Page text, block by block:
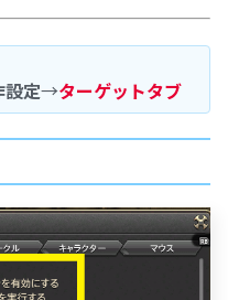
定→ターゲットタブ